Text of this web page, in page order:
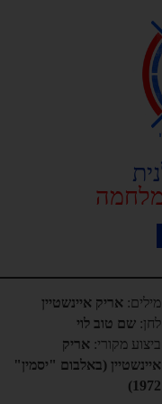
מילים: אריק איינשטיין
לחן: שם טוב לוי
ביצוע מקורי: אריק
איינשטיין (באלבום "יסמין"
1972)